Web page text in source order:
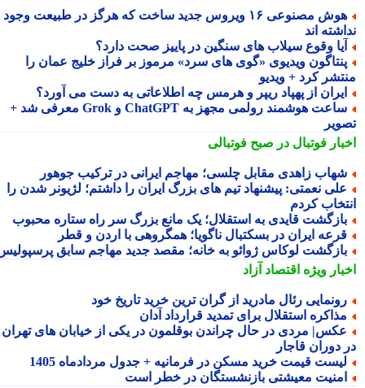
هوش مصنوعی ۱۶ ویروس جدید ساخت که هرگز در طبیعت وجود
اند
وقوع سیلاب های سنگین در پاییز صحت دارد؟
ویدیوی «گوی های سرد» مرموز بر فراز خلیج عمان را
کرد + ویدیو
از پهپاد ریپر و هرمس چه اطلاعاتی به دست می آورد؟
ساعت هوشمند رولمی مجهز به ChatGPT و Grok معرفی شد +
فوتبال در صبح فوتبالی
زاهدی مقابل چلسی؛ مهاجم ایرانی در ترکیب جوهور
نعمتی: پیشنهاد تیم های بزرگ ایران را داشتم؛ لژیونر شدن را
کردم
قایدی به استقلال؛ یک مانع بزرگ سر راه ستاره محبوب
ایران در بسکتبال ناگویا؛ همگروهی با اردن و قطر
لوکاس ژوائو به خانه؛ مقصد جدید مهاجم سابق پرسپولیس
ویژهاقتصاد آزاد
رئال مادرید از گران ترین خرید تاریخ خود
استقلال برای تمدید قرارداد آدان
مردی در حال چراندن بوقلمون در یکی از خیابان های تهران
دوران قاجار
قیمت خرید مسکن در فرمانیه + جدول مردادماه 1405
معیشتی بازنشستگان در خطر است